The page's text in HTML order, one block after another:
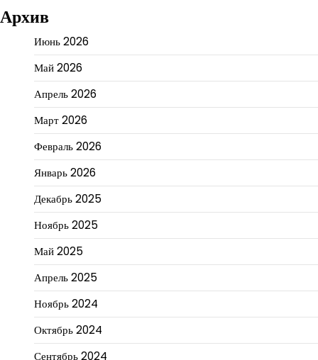
Архив
Июнь 2026
Май 2026
Апрель 2026
Март 2026
Февраль 2026
Январь 2026
Декабрь 2025
Ноябрь 2025
Май 2025
Апрель 2025
Ноябрь 2024
Октябрь 2024
Сентябрь 2024